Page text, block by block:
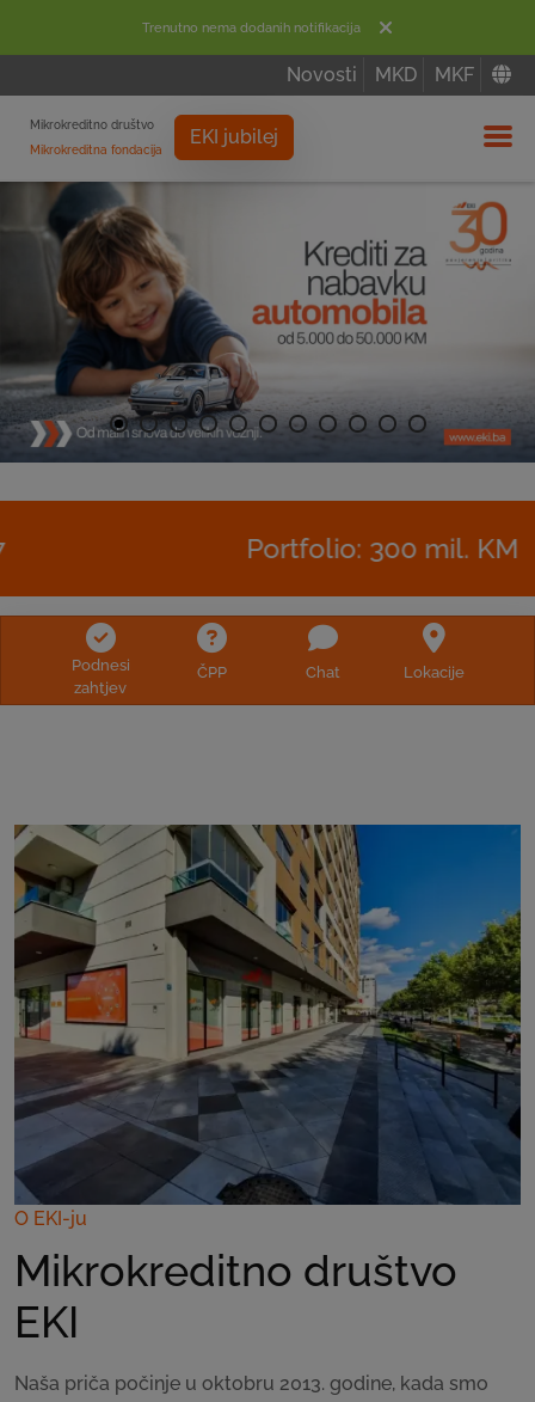
Trenutno nema dodanih notifikacija
Novosti MKD MKF
Mikrokreditno društvo
Mikrokreditna fondacija
EKI jubilej
Portfolio: 300 mil. KM
Podnesi
zahtjev
ČPP Chat Lokacije
O EKI-ju
Mikrokreditno društvo
EKI
Naša priča počinje u oktobru 2013. godine, kada smo